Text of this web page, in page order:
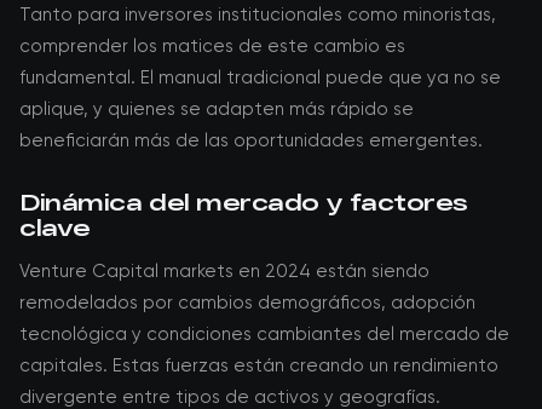
Tanto para inversores institucionales como minoristas,
comprender los matices de este cambio es
fundamental. El manual tradicional puede que ya no se
aplique, y quienes se adapten más rápido se
beneficiarán más de las oportunidades emergentes.
Dinámica del mercado y factores
clave
Venture Capital markets en 2024 están siendo
remodelados por cambios demográficos, adopción
tecnológica y condiciones cambiantes del mercado de
capitales. Estas fuerzas están creando un rendimiento
divergente entre tipos de activos y geografías.